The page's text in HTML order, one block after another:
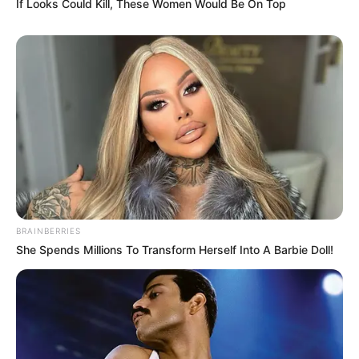
igazi súlya csak a következő hónapokban derül ki,
amikor már nem az ünneplés, hanem a kormányzás
mindennapi konfliktusai kerülnek előtérbe.
Az új kabinet előtt ugyanis óriási feladatok állnak.
Magyar Péter már első beszédében is súlyos
problémákat sorolt: egészségügyi válságot,
gyermekvédelmi gondokat, lakhatási nehézségeket
és állami korrupciót. A nagy ígéretek után most az
következik, amire mindenki kíváncsi: hogyan néz ki
a gyakorlatban az ígért új korszak.
Kossuth téri eufória, hajnalig tartó ünneplés
A parlamenti események után Magyar Péter már
If Looks Could Kill, These Women Would Be On Top
BRAINBERRIES
She Spends Millions To Transform Herself Into A Barbie Doll!